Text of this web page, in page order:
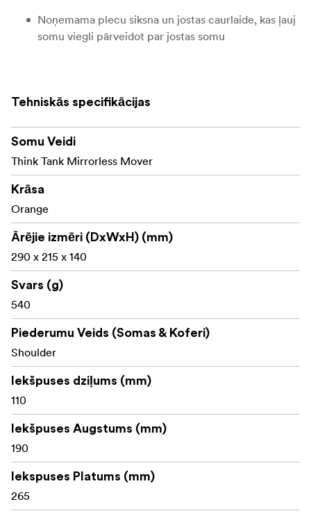
Noņemama plecu siksna un jostas caurlaide, kas ļauj
somu viegli pārveidot par jostas somu
KAS IETILPST ŠAJĀ SOMĀ?
standarta bezspoguļa korpusam un 2 līdz 4 objektīviem:
īsiem līdz vidējiem f/4 un f/2,8 tālummaiņiem vai īsiem
līdz vidējiem objektīviem.
Sony a9 ar īsu priekšpusi
Nikon Z6 II ar 24-70 mm f/4 un 16-24 mm f/2,8
DJI Mavic Pro drons, kontrolieris, baterijas un
piederumi.
PAPILDFUNKCIJAS
Augstas kvalitātes YKK RC rāvējslēdzēji un metāla
furnitūra
Viegli pieejama izmēra priekšējā rāvējslēdzēja
aizdares kabata un piederumu organizators
as) CF, SD, XQD vai Micro SD kartēm.
Papildu uzglabāšanas kabata baterijām vai
Tehniskās specifikācijas
Somu Veidi
Think Tank Mirrorless Mover
Krāsa
Orange
Ārējie izmēri (DxWxH) (mm)
290 x 215 x 140
Svars (g)
540
Piederumu Veids (Somas & Koferi)
Shoulder
Iekšpuses dziļums (mm)
110
Iekšpuses Augstums (mm)
190
Iekspuses Platums (mm)
265